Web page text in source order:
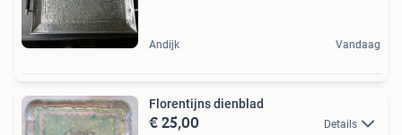
Andijk Vandaag
Florentijns dienblad
€ 25,00 Details